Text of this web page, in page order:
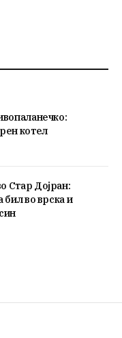
котел
Стар Дојран:
бил во врска и